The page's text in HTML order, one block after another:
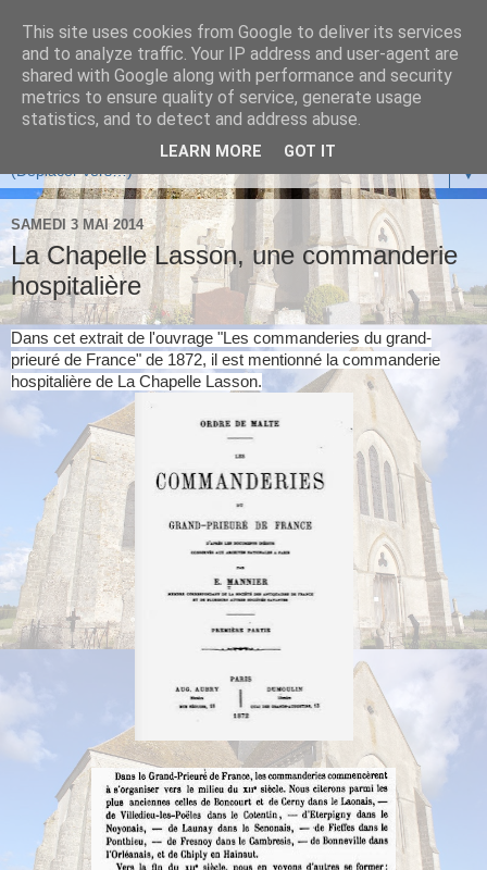
▼
SAMEDI 3 MAI 2014
La Chapelle Lasson, une commanderie
hospitalière
Dans cet extrait de l'ouvrage "Les commanderies du grand-
prieuré de France" de 1872, il est mentionné la commanderie
hospitalière de La Chapelle Lasson.
This site uses cookies from Google to deliver its services
and to analyze traffic. Your IP address and user-agent are
shared with Google along with performance and security
metrics to ensure quality of service, generate usage
statistics, and to detect and address abuse.
LEARN MORE GOT IT